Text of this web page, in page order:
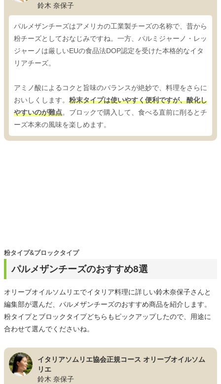
鈴木 奈保子
パルメザンチーズはアメリカの工業製チーズの名称で、昔から
粉チーズとしておなじみですね。一方、パルミジャーノ・レッ
ジャーノは厳しいEUの食品法DOP認定を受けた本格的なイタ
リアチーズ。
アミノ酸によるコクと旨味のバランスが絶妙で、料理をさらに
おいしくします。 粉末タイプは使いやすく便利ですが、酸化し
やすいのが難点。ブロックで購入して、食べる直前に削るとチ
ーズ本来の風味を楽しめます。
パルメザンチーズのおすすめ8選
粉タイプ&ブロックタイプ
オリーブオイルソムリエでイタリア料理に詳しい鈴木奈保子さんと
編集部が選んだ、パルメザンチーズのおすすめ商品を紹介します。
粉タイプとブロックタイプどちらもピックアップしたので、用途に
合わせて選んでくださいね。
イタリアソムリエ協会正規コース オリーブオイルソム
リエ
鈴木 奈保子